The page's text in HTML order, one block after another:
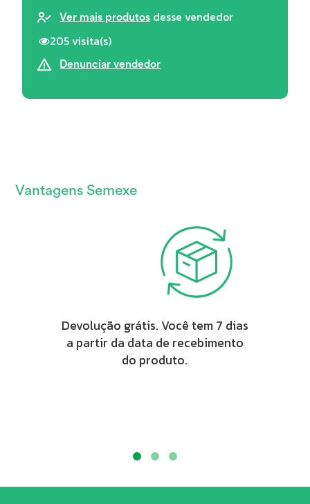
Ver mais produtos desse vendedor
205 visita(s)
Denunciar vendedor
Vantagens Semexe
Devolução grátis. Você tem 7 dias
a partir da data de recebimento
do produto.